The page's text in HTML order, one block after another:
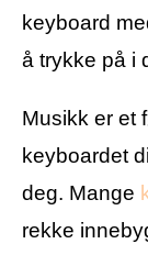
keyboard
å trykke på i
Musikk er et
keyboardet
deg. Mange
rekke